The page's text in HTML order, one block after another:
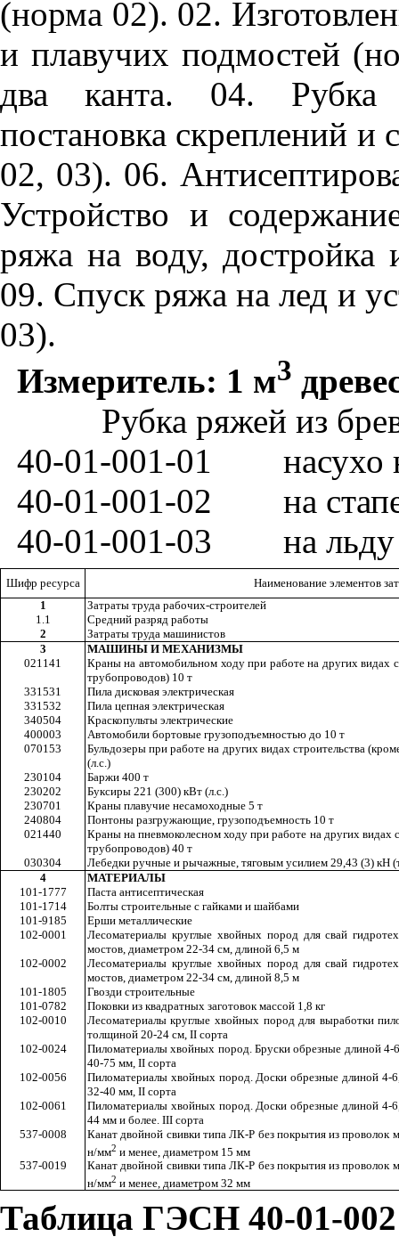
(норма 02). 02.
и плавучих подмостей
два канта. 04. Рубка
постановка скреплений
02, 03). 06.
Устройство и
ряжа на воду,
09. Спуск ряжа на лед и
03).
Измеритель: 1 м3
Рубка ряжей из
40-01-001-01
насухо
40-01-001-02
на
40-01-001-03
на
Шифр ресурса
Наименование элементов
1
Затраты труда рабочих-строителей
1.1
Средний разряд работы
2
Затраты труда машинистов
3
МАШИНЫ И МЕХАНИЗМЫ
021141
Краны на автомобильном ходу при работе на других видах
трубопроводов) 10 т
331531
Пила дисковая электрическая
331532
Пила цепная электрическая
340504
Краскопульты электрические
400003
Автомобили бортовые грузоподъемностью до 10 т
070153
Бульдозеры при работе на других видах строительства
(л.с.)
230104
Баржи 400 т
230202
Буксиры 221 (300) кВт (л.с.)
230701
Краны плавучие несамоходные 5 т
240804
Понтоны разгружающие, грузоподъемность 10 т
021440
Краны на пневмоколесном ходу при работе на других видах
трубопроводов) 40 т
030304
Лебедки ручные и рычажные, тяговым усилием 29,43 (3) кН
4
МАТЕРИАЛЫ
101-1777
Паста антисептическая
101-1714
Болты строительные с гайками и шайбами
101-9185
Ерши металлические
102-0001
Лесоматериалы круглые хвойных пород для свай
мостов, диаметром 22-34 см, длиной 6,5 м
102-0002
Лесоматериалы круглые хвойных пород для свай
мостов, диаметром 22-34 см, длиной 8,5 м
101-1805
Гвозди строительные
101-0782
Поковки из квадратных заготовок массой 1,8 кг
102-0010
Лесоматериалы круглые хвойных пород для выработки
толщиной 20-24 см, IIсорта
102-0024
Пиломатериалы хвойных пород. Бруски обрезные длиной
40-75 мм, IIсорта
102-0056
Пиломатериалы хвойных пород. Доски обрезные длиной
32-40 мм, IIсорта
102-0061
Пиломатериалы хвойных пород. Доски обрезные длиной
44 мм и более. IIIсорта
537-0008
Канат двойной свивки типа ЛК-Р без покрытия из проволок
н/мм2 и менее, диаметром 15 мм
537-0019
Канат двойной свивки типа ЛК-Р без покрытия из проволок
н/мм2 и менее, диаметром 32 мм
Таблица ГЭСН 40-01-002